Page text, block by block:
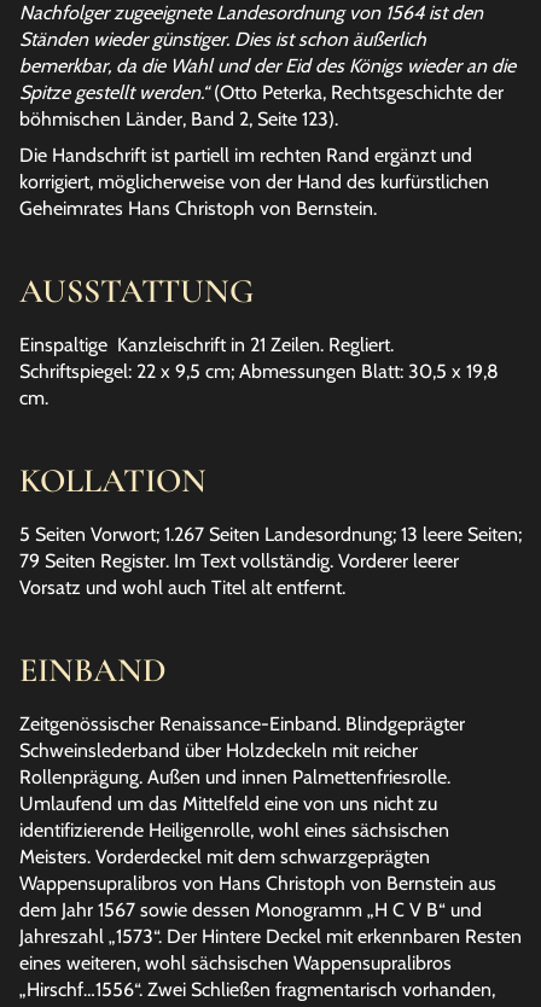
Nachfolger zugeeignete Landesordnung von 1564 ist den
Ständen wieder günstiger. Dies ist schon äußerlich
bemerkbar, da die Wahl und der Eid des Königs wieder an die
Spitze gestellt werden.“(Otto Peterka, Rechtsgeschichte der
böhmischen Länder, Band 2, Seite 123).
Die Handschrift ist partiell im rechten Rand ergänzt und
korrigiert, möglicherweise von der Hand des kurfürstlichen
Geheimrates Hans Christoph von Bernstein.
AUSSTATTUNG
Einspaltige Kanzleischrift in 21 Zeilen. Regliert.
Schriftspiegel: 22 x 9,5 cm; Abmessungen Blatt: 30,5 x 19,8
cm.
KOLLATION
5 Seiten Vorwort; 1.267 Seiten Landesordnung; 13 leere Seiten;
79 Seiten Register. Im Text vollständig. Vorderer leerer
Vorsatz und wohl auch Titel alt entfernt.
EINBAND
Zeitgenössischer Renaissance-Einband. Blindgeprägter
Schweinslederband über Holzdeckeln mit reicher
Rollenprägung. Außen und innen Palmettenfriesrolle.
Umlaufend um das Mittelfeld eine von uns nicht zu
identifizierende Heiligenrolle, wohl eines sächsischen
Meisters. Vorderdeckel mit dem schwarzgeprägten
Wappensupralibros von Hans Christoph von Bernstein aus
dem Jahr 1567 sowie dessen Monogramm „H C V B“ und
Jahreszahl „1573“. Der Hintere Deckel mit erkennbaren Resten
eines weiteren, wohl sächsischen Wappensupralibros
„Hirschf…1556“. Zwei Schließen fragmentarisch vorhanden,